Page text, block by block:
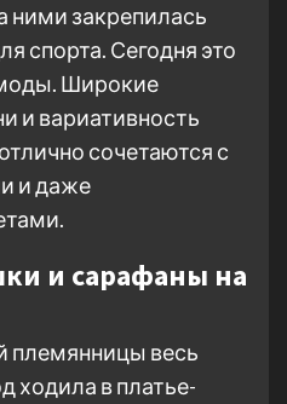
ними закрепилась
спорта. Сегодня это
Широкие
и вариативность
сочетаются с
и даже
и сарафаны на
племянницы весь
ходила в платье-